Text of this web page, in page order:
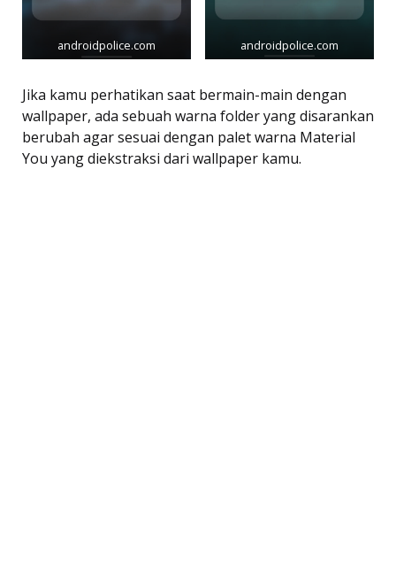
androidpolice.com androidpolice.com
Jika kamu perhatikan saat bermain-main dengan
wallpaper, ada sebuah warna folder yang disarankan
berubah agar sesuai dengan palet warna Material
You yang diekstraksi dari wallpaper kamu.